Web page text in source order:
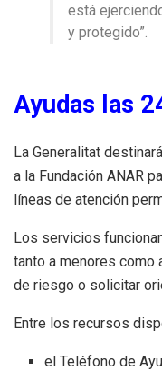
está
y protegido”.
Ayudas las
La Generalitat
a la Fundación ANAR
líneas de atención
Los servicios
tanto a menores como
de riesgo o solicitar
Entre los recursos
el Teléfono de